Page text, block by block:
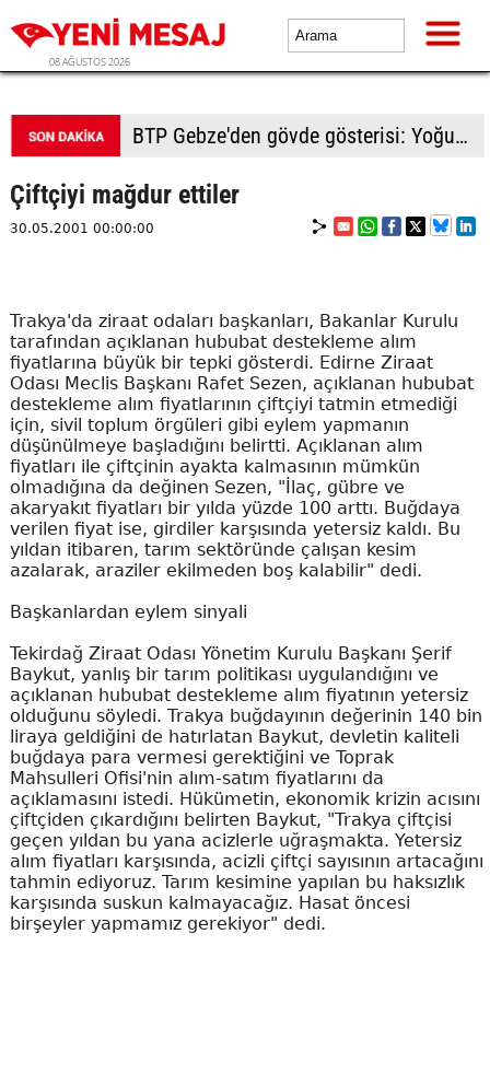
08 AĞUSTOS 2026
BTP Gebze'den gövde gösterisi: Yoğun katılımla yeni üyeler rozetlerini taktı
Çiftçiyi mağdur ettiler
30.05.2001 00:00:00
Trakya'da ziraat odaları başkanları, Bakanlar Kurulu
tarafından açıklanan hububat destekleme alım
fiyatlarına büyük bir tepki gösterdi. Edirne Ziraat
Odası Meclis Başkanı Rafet Sezen, açıklanan hububat
destekleme alım fiyatlarının çiftçiyi tatmin etmediği
için, sivil toplum örgüleri gibi eylem yapmanın
düşünülmeye başladığını belirtti. Açıklanan alım
fiyatları ile çiftçinin ayakta kalmasının mümkün
olmadığına da değinen Sezen, "İlaç, gübre ve
akaryakıt fiyatları bir yılda yüzde 100 arttı. Buğdaya
verilen fiyat ise, girdiler karşısında yetersiz kaldı. Bu
yıldan itibaren, tarım sektöründe çalışan kesim
azalarak, araziler ekilmeden boş kalabilir" dedi.
Başkanlardan eylem sinyali
Tekirdağ Ziraat Odası Yönetim Kurulu Başkanı Şerif
Baykut, yanlış bir tarım politikası uygulandığını ve
açıklanan hububat destekleme alım fiyatının yetersiz
olduğunu söyledi. Trakya buğdayının değerinin 140 bin
liraya geldiğini de hatırlatan Baykut, devletin kaliteli
buğdaya para vermesi gerektiğini ve Toprak
Mahsulleri Ofisi'nin alım-satım fiyatlarını da
açıklamasını istedi. Hükümetin, ekonomik krizin acısını
çiftçiden çıkardığını belirten Baykut, "Trakya çiftçisi
geçen yıldan bu yana acizlerle uğraşmakta. Yetersiz
alım fiyatları karşısında, acizli çiftçi sayısının artacağını
tahmin ediyoruz. Tarım kesimine yapılan bu haksızlık
karşısında suskun kalmayacağız. Hasat öncesi
birşeyler yapmamız gerekiyor" dedi.